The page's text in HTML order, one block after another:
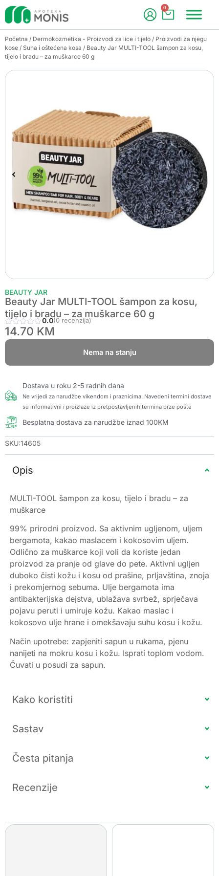
0
Početna / Dermokozmetika - Proizvodi za lice i tijelo / Proizvodi za njegu
kose / Suha i oštećena kosa / Beauty Jar MULTI-TOOL šampon za kosu,
tijelo i bradu – za muškarce 60 g
BEAUTY JAR
Beauty Jar MULTI-TOOL šampon za kosu,
tijelo i bradu – za muškarce 60 g
0.0(0 recenzija)
14.70 KM
Nema na stanju
Dostava u roku 2-5 radnih dana
Ne vrijedi za narudžbe vikendom i praznicima. Navedeni termini dostave
su informativni i proizlaze iz pretpostavljenih termina brze pošte
Besplatna dostava za narudžbe iznad 100KM
SKU:14605
Opis
MULTI-TOOL šampon za kosu, tijelo i bradu – za
muškarce
99% prirodni proizvod. Sa aktivnim ugljenom, uljem
bergamota, kakao maslacem i kokosovim uljem.
Odlično za muškarce koji voli da koriste jedan
proizvod za pranje od glave do pete. Aktivni ugljen
duboko čisti kožu i kosu od prašine, prljavština, znoja
i prekomjernog sebuma. Ulje bergamota ima
antibakterijska dejstva, ublažava svrbež, sprječava
pojavu peruti i umiruje kožu. Kakao maslac i
kokosovo ulje hrane i omekšavaju suhu kosu i kožu.
Način upotrebe: zapjeniti sapun u rukama, pjenu
nanijeti na mokru kosu i kožu. Isprati toplom vodom.
Čuvati u posudi za sapun.
Kako koristiti
Sastav
Česta pitanja
Recenzije